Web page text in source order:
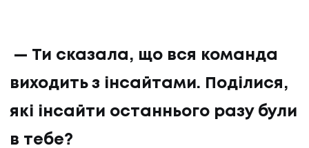
— Ти сказала, що вся команда
виходить з інсайтами. Поділися,
які інсайти останнього разу були
в тебе?